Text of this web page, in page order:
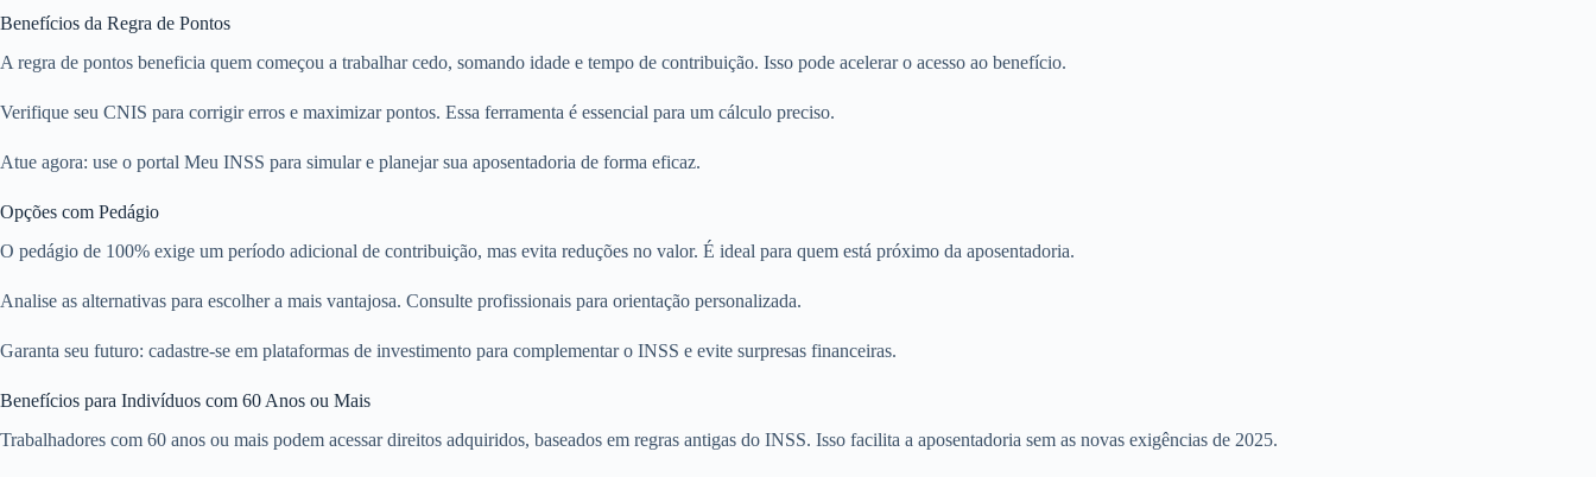
Benefícios da Regra de Pontos
A regra de pontos beneficia quem começou a trabalhar cedo, somando idade e tempo de contribuição. Isso pode acelerar o acesso ao benefício.
Verifique seu CNIS para corrigir erros e maximizar pontos. Essa ferramenta é essencial para um cálculo preciso.
Atue agora: use o portal Meu INSS para simular e planejar sua aposentadoria de forma eficaz.
Opções com Pedágio
O pedágio de 100% exige um período adicional de contribuição, mas evita reduções no valor. É ideal para quem está próximo da aposentadoria.
Analise as alternativas para escolher a mais vantajosa. Consulte profissionais para orientação personalizada.
Garanta seu futuro: cadastre-se em plataformas de investimento para complementar o INSS e evite surpresas financeiras.
Benefícios para Indivíduos com 60 Anos ou Mais
Trabalhadores com 60 anos ou mais podem acessar direitos adquiridos, baseados em regras antigas do INSS. Isso facilita a aposentadoria sem as novas exigências de 2025.